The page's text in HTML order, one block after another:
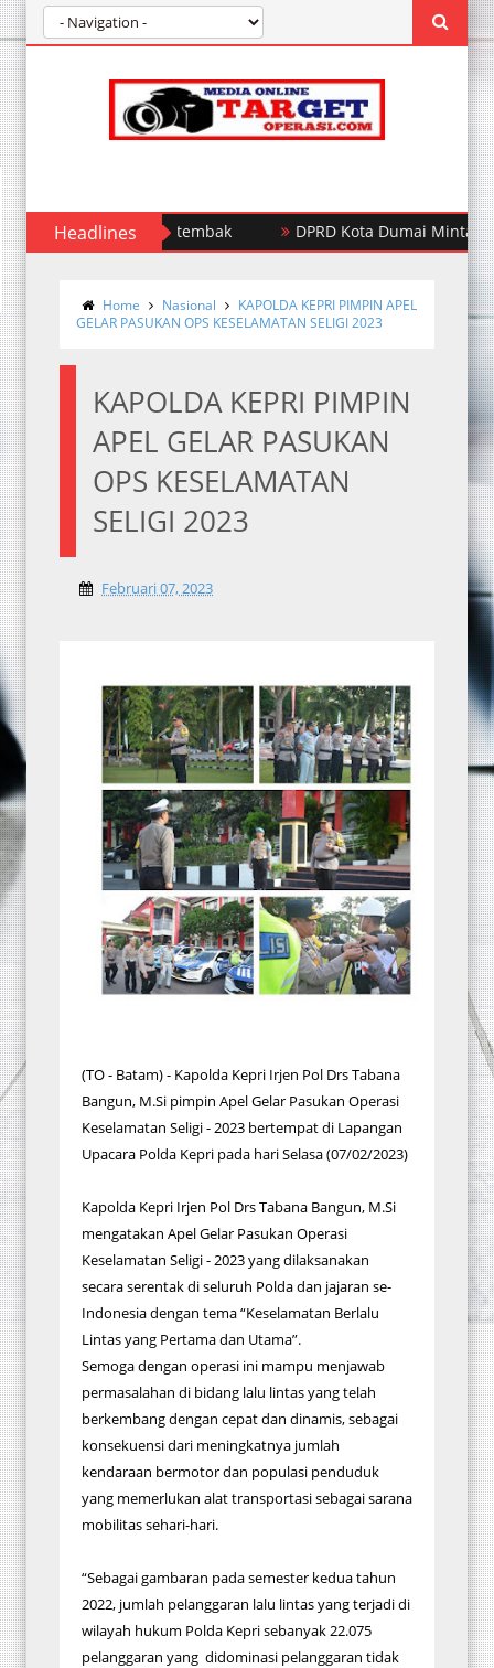
Headlines
Tewas Ditembak DPRD Kota Dumai Minta
Home Nasional
KAPOLDA KEPRI PIMPIN APEL
GELAR PASUKAN OPS KESELAMATAN SELIGI 2023
KAPOLDA KEPRI PIMPIN
APEL GELAR PASUKAN
OPS KESELAMATAN
SELIGI 2023
Februari 07, 2023
(TO - Batam) - Kapolda Kepri Irjen Pol Drs Tabana
Bangun, M.Si pimpin Apel Gelar Pasukan Operasi
Keselamatan Seligi - 2023 bertempat di Lapangan
Upacara Polda Kepri pada hari Selasa (07/02/2023)
Kapolda Kepri Irjen Pol Drs Tabana Bangun, M.Si
mengatakan Apel Gelar Pasukan Operasi
Keselamatan Seligi - 2023 yang dilaksanakan
secara serentak di seluruh Polda dan jajaran se-
Indonesia dengan tema “Keselamatan Berlalu
Lintas yang Pertama dan Utama”.
Semoga dengan operasi ini mampu menjawab
permasalahan di bidang lalu lintas yang telah
berkembang dengan cepat dan dinamis, sebagai
konsekuensi dari meningkatnya jumlah
kendaraan bermotor dan populasi penduduk
yang memerlukan alat transportasi sebagai sarana
mobilitas sehari-hari.
“Sebagai gambaran pada semester kedua tahun
2022, jumlah pelanggaran lalu lintas yang terjadi di
wilayah hukum Polda Kepri sebanyak 22.075
pelanggaran yang didominasi pelanggaran tidak